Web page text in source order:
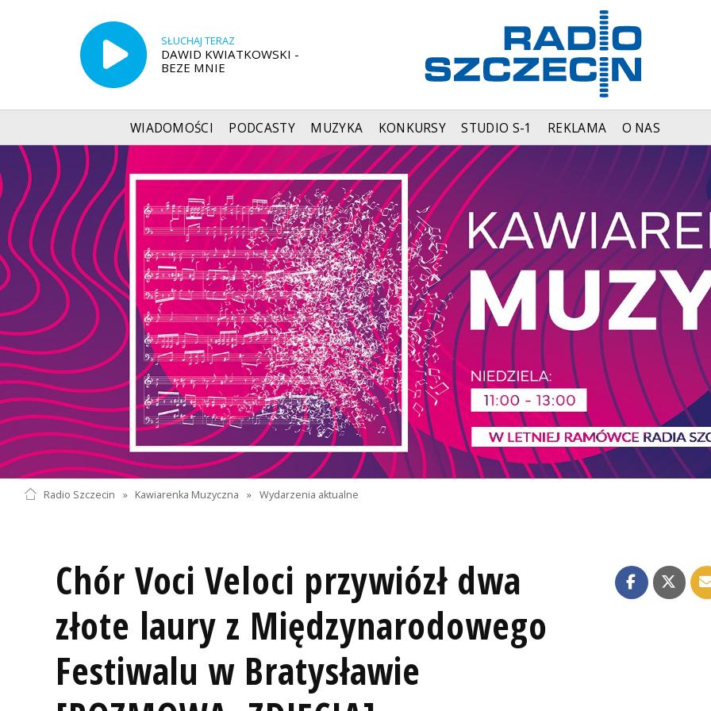
SŁUCHAJ TERAZ
DAWID KWIATKOWSKI -
BEZE MNIE
WIADOMOŚCI PODCASTY MUZYKA KONKURSY STUDIO S-1 REKLAMA O NAS
Radio Szczecin » Kawiarenka Muzyczna » Wydarzenia aktualne
Chór Voci Veloci przywiózł dwa
złote laury z Międzynarodowego
Festiwalu w Bratysławie